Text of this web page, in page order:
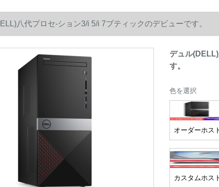
八代プロセ-ション3/i 5/i 7ブティックのデビューです。
デュル
す。
色を選択
オーダーホス
カスタムホス